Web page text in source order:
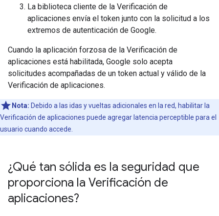
La biblioteca cliente de la Verificación de
aplicaciones envía el token junto con la solicitud a los
extremos de autenticación de Google.
Cuando la aplicación forzosa de la Verificación de
aplicaciones está habilitada, Google solo acepta
solicitudes acompañadas de un token actual y válido de la
Verificación de aplicaciones.
Nota: Debido a las idas y vueltas adicionales en la red, habilitar la
Verificación de aplicaciones puede agregar latencia perceptible para el
usuario cuando accede.
¿Qué tan sólida es la seguridad que
proporciona la Verificación de
aplicaciones?